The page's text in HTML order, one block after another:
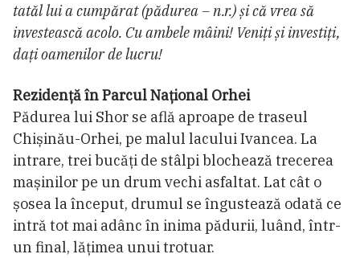
tatăl lui a cumpărat (pădurea – n.r.) și că vrea să
investească acolo. Cu ambele mâini! Veniți și investiți,
dați oamenilor de lucru!
Rezidență în Parcul Național Orhei
Pădurea lui Shor se află aproape de traseul
Chișinău-Orhei, pe malul lacului Ivancea. La
intrare, trei bucăți de stâlpi blochează trecerea
mașinilor pe un drum vechi asfaltat. Lat cât o
șosea la început, drumul se îngustează odată ce
intră tot mai adânc în inima pădurii, luând, într-
un final, lățimea unui trotuar.